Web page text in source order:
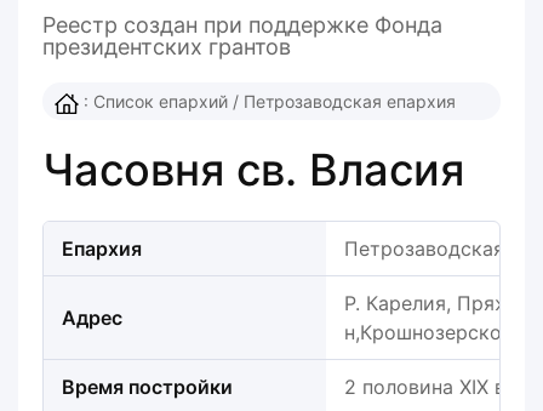
Реестр создан при поддержке Фонда
президентcких грантов
: Список епархий / Петрозаводская епархия
Часовня св. Власия
Епархия Петрозаводская
Адрес
Р. Карелия,
н,Крошнозерское
Время постройки 2 половина XIX века